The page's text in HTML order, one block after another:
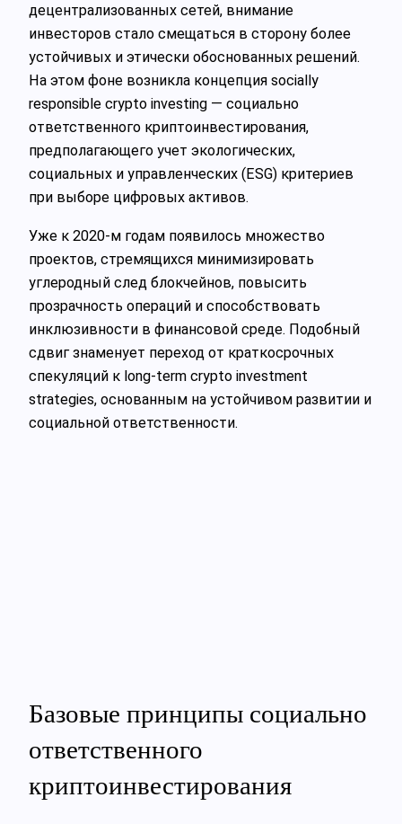
децентрализованных сетей, внимание
инвесторов стало смещаться в сторону более
устойчивых и этически обоснованных решений.
На этом фоне возникла концепция socially
responsible crypto investing — социально
ответственного криптоинвестирования,
предполагающего учет экологических,
социальных и управленческих (ESG) критериев
при выборе цифровых активов.
Уже к 2020-м годам появилось множество
проектов, стремящихся минимизировать
углеродный след блокчейнов, повысить
прозрачность операций и способствовать
инклюзивности в финансовой среде. Подобный
сдвиг знаменует переход от краткосрочных
спекуляций к long-term crypto investment
strategies, основанным на устойчивом развитии и
социальной ответственности.
Базовые принципы социально
ответственного
криптоинвестирования